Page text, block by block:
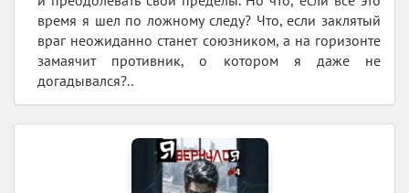
время я шел по ложному следу? Что, если заклятый
враг неожиданно станет союзником, а на горизонте
замаячит противник, о котором я даже не
догадывался?..